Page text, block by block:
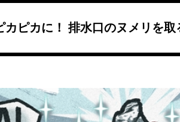
カピカに！ 排水口のヌメリを